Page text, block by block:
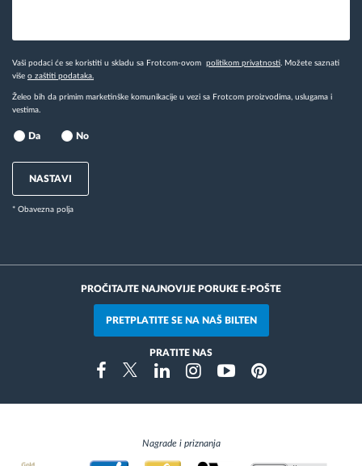
Vaši podaci će se koristiti u skladu sa Frotcom-ovom politikom privatnosti . Možete saznati
više o zaštiti podataka.
Želeo bih da primim marketinške komunikacije u vezi sa Frotcom proizvodima, uslugama i
vestima.
Da No
NASTAVI
* Obavezna polja
PROČITAJTE NAJNOVIJE PORUKE E-POŠTE
PRETPLATITE SE NA NAŠ BILTEN
PRATITE NAS
FacebookTwitterLinkedinInstragramYoutubePinterest
Nagrade i priznanja